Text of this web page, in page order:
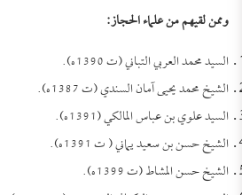
وممن لقيهم من علماء الحجاز:
السيد محمد العربي التباني (ت 1390ه).
الشيخ محمد يحيى آمان السندي (ت 1387ه).
السيد علوي بن عباس المالكي (1391ه).
الشيخ حسن بن سعيد يماني ( ت 1391ه).
الشيخ حسن المشاط (ت 1399ه).